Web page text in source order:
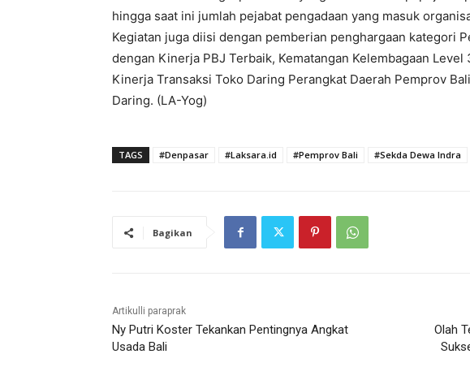
hingga saat ini jumlah pejabat pengadaan yang masuk
Kegiatan juga diisi dengan pemberian penghargaan kategori
dengan Kinerja PBJ Terbaik, Kematangan Kelembagaan
Kinerja Transaksi Toko Daring Perangkat Daerah Pemprov
Daring. (LA-Yog)
TAGS #Denpasar #Laksara.id #Pemprov Bali #Sekda Dewa Indra
Bagikan
Artikulli paraprak
Ny Putri Koster Tekankan Pentingnya Angkat
Usada Bali
Olah